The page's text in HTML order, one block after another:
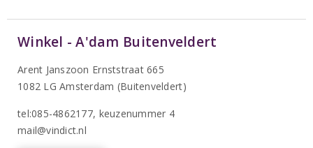
Winkel - A'dam Buitenveldert
Arent Janszoon Ernststraat 665
1082 LG Amsterdam (Buitenveldert)
tel:085-4862177, keuzenummer 4
mail@vindict.nl